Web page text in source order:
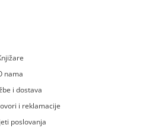
nama
i dostava
i reklamacije
poslovanja